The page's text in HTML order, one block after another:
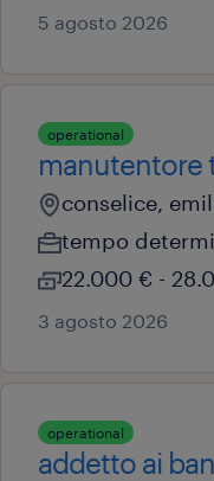
5 agosto 2026
operational
manutentore
conselice,
tempo
22.000 € -
3 agosto 2026
operational
addetto ai